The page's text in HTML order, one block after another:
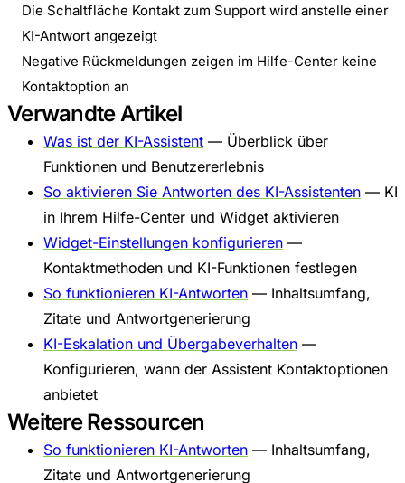
Die Schaltfläche Kontakt zum Support wird anstelle einer
KI-Antwort angezeigt
Negative Rückmeldungen zeigen im Hilfe-Center keine
Kontaktoption an
Verwandte Artikel
Was ist der KI-Assistent — Überblick über
Funktionen und Benutzererlebnis
So aktivieren Sie Antworten des KI-Assistenten — KI
in Ihrem Hilfe-Center und Widget aktivieren
Widget-Einstellungen konfigurieren —
Kontaktmethoden und KI-Funktionen festlegen
So funktionieren KI-Antworten — Inhaltsumfang,
Zitate und Antwortgenerierung
KI-Eskalation und Übergabeverhalten —
Konfigurieren, wann der Assistent Kontaktoptionen
anbietet
Weitere Ressourcen
So funktionieren KI-Antworten — Inhaltsumfang,
Zitate und Antwortgenerierung